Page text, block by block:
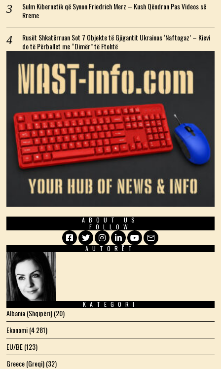
Sulm Kibernetik që Synon Friedrich Merz – Kush Qëndron Pas Videos së
Rreme
Rusët Shkatërruan Sot 7 Objekte të Gjigantit Ukrainas ‘Naftogaz’ – Kievi
do të Përballet me “Dimër” të Ftohtë
ABOUT US
FOLLOW
Facebook
TwitterInstagram
LinkedIn
YouTube
Email
AUTORËT
KATEGORI
Albania (Shqipëri)(20)
Ekonomi(4 281)
EU/BE(123)
Greece (Greqi)(32)